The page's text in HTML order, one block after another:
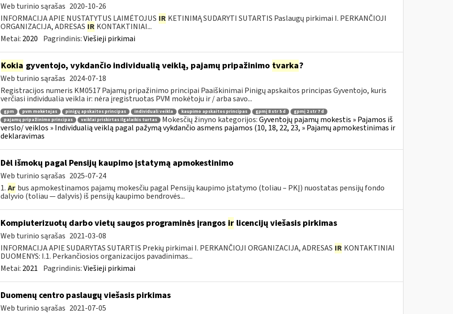
Web turinio sąrašas 2020-10-26
INFORMACIJA APIE NUSTATYTUS LAIMĖTOJUS IR KETINIMĄ SUDARYTI SUTARTIS Paslaugų pirkimai I. PERKANČIOJI
ORGANIZACIJA, ADRESAS IR KONTAKTINIAI...
Metai: 2020 Pagrindinis:Viešieji pirkimai
Kokia gyventojo, vykdančio individualią veiklą, pajamų pripažinimo tvarka?
Web turinio sąrašas 2024-07-18
Registracijos numeris KM0517 Pajamų pripažinimo principai Paaiškinimai Pinigų apskaitos principas Gyventojo, kuris
verčiasi individualia veikla ir: nėra įregistruotas PVM mokėtoju ir / arba savo...
gpm pvm mokėtojas pinigų apskaitos principas individuali veikla kaupimo apskaitos principas gpmį 8 str 5 d
gpmį 2 str 7 d
pajamų pripažinimo principas
veiklai priskirtas ilgalaikis turtas Mokesčių žinyno kategorijos:Gyventojų pajamų mokestis » Pajamos iš
verslo/ veiklos » Individualią veiklą pagal pažymą vykdančio asmens pajamos (10, 18, 22, 23, » Pajamų apmokestinimas ir
deklaravimas
Dėl išmokų pagal Pensijų kaupimo įstatymą apmokestinimo
Web turinio sąrašas 2025-07-24
1. Ar bus apmokestinamos pajamų mokesčiu pagal Pensijų kaupimo įstatymo (toliau – PKĮ) nuostatas pensijų fondo
dalyvio (toliau — dalyvis) iš pensijų kaupimo bendrovės...
Kompiuterizuotų darbo vietų saugos programinės įrangos irlicencijų viešasis pirkimas
Web turinio sąrašas 2021-03-08
INFORMACIJA APIE SUDARYTAS SUTARTIS Prekių pirkimai I. PERKANČIOJI ORGANIZACIJA, ADRESAS IR KONTAKTINIAI
DUOMENYS: I.1. Perkančiosios organizacijos pavadinimas...
Metai: 2021 Pagrindinis:Viešieji pirkimai
Duomenų centro paslaugų viešasis pirkimas
Web turinio sąrašas 2021-07-05